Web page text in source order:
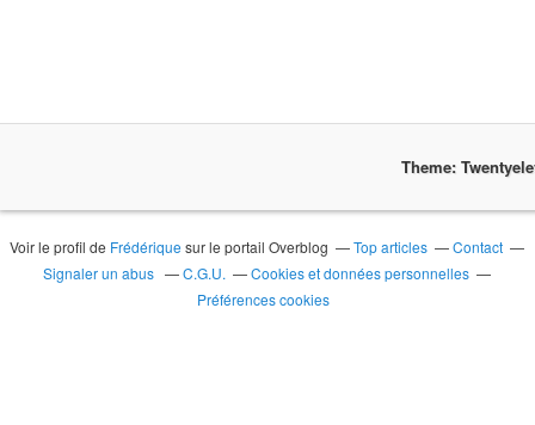
Theme:
Voir le profil de Frédérique sur le portail Overblog Top articles
Contact
Signaler un abus
C.G.U.
Cookies et données personnelles
Préférences cookies